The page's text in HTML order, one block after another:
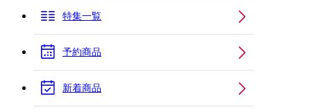
特集一覧
予約商品
新着商品